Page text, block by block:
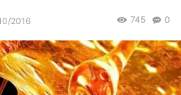
2016 0
745